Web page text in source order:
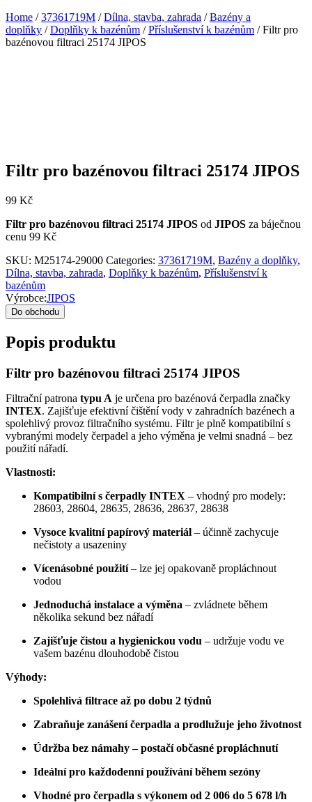
Home /37361719M /Dílna, stavba, zahrada /Bazény a
doplňky /Doplňky k bazénům /Příslušenství k bazénům / Filtr pro
bazénovou filtraci 25174 JIPOS
Filtr pro bazénovou filtraci 25174 JIPOS
99 Kč
Filtr pro bazénovou filtraci 25174 JIPOS od JIPOS za báječnou
cenu 99 Kč
SKU: M25174-29000 Categories: 37361719M, Bazény a doplňky,
Dílna, stavba, zahrada, Doplňky k bazénům, Příslušenství k
bazénům
Výrobce:JIPOS
Do obchodu
Popis produktu
Filtr pro bazénovou filtraci 25174 JIPOS
Filtrační patrona typu A je určena pro bazénová čerpadla značky
INTEX. Zajišťuje efektivní čištění vody v zahradních bazénech a
spolehlivý provoz filtračního systému. Filtr je plně kompatibilní s
vybranými modely čerpadel a jeho výměna je velmi snadná – bez
použití nářadí.
Vlastnosti:
Kompatibilní s čerpadly INTEX – vhodný pro modely:
28603, 28604, 28635, 28636, 28637, 28638
Vysoce kvalitní papírový materiál – účinně zachycuje
nečistoty a usazeniny
Vícenásobné použití– lze jej opakovaně propláchnout
vodou
Jednoduchá instalace a výměna – zvládnete během
několika sekund bez nářadí
Zajišťuje čistou a hygienickou vodu – udržuje vodu ve
vašem bazénu dlouhodobě čistou
Výhody:
Spolehlivá filtrace až po dobu 2 týdnů
Zabraňuje zanášení čerpadla a prodlužuje jeho životnost
Údržba bez námahy – postačí občasné propláchnutí
Ideální pro každodenní používání během sezóny
Vhodné pro čerpadla s výkonem od 2 006 do 5 678 l/h